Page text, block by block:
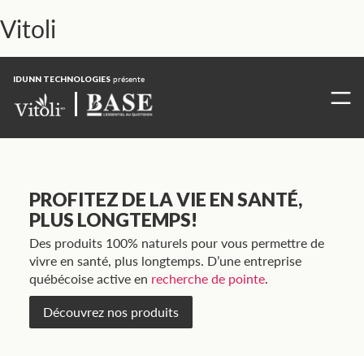
Vitoli
IDUNN TECHNOLOGIES présente
PROFITEZ DE LA VIE EN SANTÉ,
PLUS LONGTEMPS!
Des produits 100% naturels pour vous permettre de
vivre en santé, plus longtemps. D’une entreprise
québécoise active en recherche de pointe.
Découvrez nos produits